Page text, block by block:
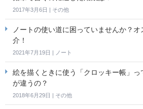
2017年3月6日 | その他
ノートの使い道に困っていませんか？
介！
2021年7月19日 | ノート
絵を描くときに使う「クロッキー帳」っ
が違うの？
2018年6月29日 | その他